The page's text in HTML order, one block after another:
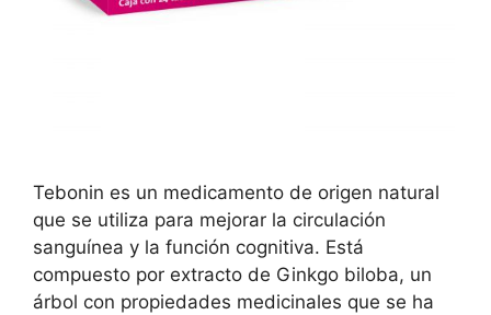
Tebonin es un medicamento de origen natural
que se utiliza para mejorar la circulación
sanguínea y la función cognitiva. Está
compuesto por extracto de Ginkgo biloba, un
árbol con propiedades medicinales que se ha